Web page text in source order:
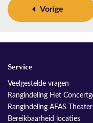
Vorige
Service
Veelgestelde vragen
Rangindeling Het
Rangindeling AFAS Theater
Bereikbaarheid locaties